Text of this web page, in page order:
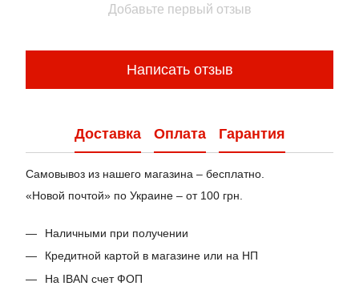
Добавьте первый отзыв
Написать отзыв
Доставка Оплата Гарантия
Самовывоз из нашего магазина – бесплатно.
«Новой почтой» по Украине – от 100 грн.
Наличными при получении
Кредитной картой в магазине или на НП
На IBAN счет ФОП